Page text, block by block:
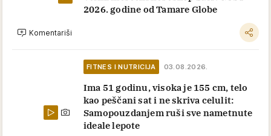
2026. godine od Tamare Globe
Komentariši
FITNES I NUTRICIJA 03.08.2026.
Ima 51 godinu, visoka je 155 cm, telo
kao peščani sat i ne skriva celulit:
Samopouzdanjem ruši sve nametnute
ideale lepote